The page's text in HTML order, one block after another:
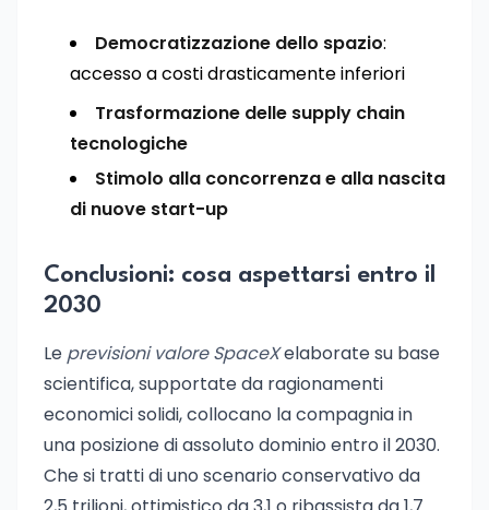
Democratizzazione dello spazio:
accesso a costi drasticamente inferiori
Trasformazione delle supply chain
tecnologiche
Stimolo alla concorrenza e alla nascita
di nuove start-up
Conclusioni: cosa aspettarsi entro il
2030
Le previsioni valore SpaceXelaborate su base
scientifica, supportate da ragionamenti
economici solidi, collocano la compagnia in
una posizione di assoluto dominio entro il 2030.
Che si tratti di uno scenario conservativo da